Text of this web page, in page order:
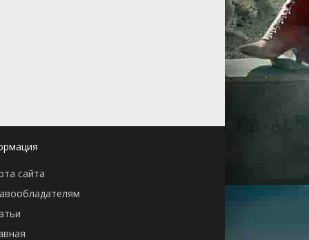
сайта